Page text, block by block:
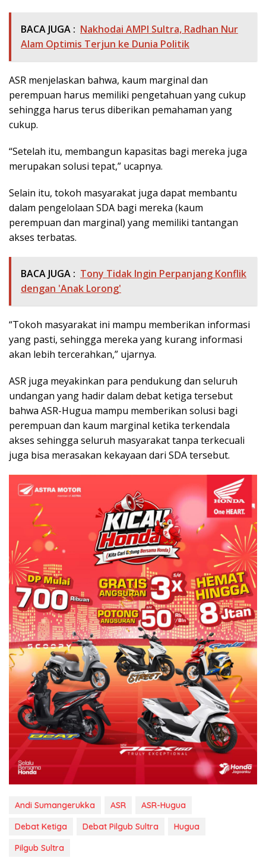
BACA JUGA : Nakhodai AMPI Sultra, Radhan Nur
Alam Optimis Terjun ke Dunia Politik
ASR menjelaskan bahwa, kaum marginal dan
perempuan harus memiliki pengetahuan yang cukup
sehingga harus terus diberikan pemahaman yang
cukup.
“Setelah itu, membangun kapasitas bagi mereka juga
merupakan solusi tepat,” ucapnya.
Selain itu, tokoh masyarakat juga dapat membantu
dalam pengelolaan SDA bagi mereka (kaum
perempuan dan marginal) yang memiliki tantangan
akses terbatas.
BACA JUGA : Tony Tidak Ingin Perpanjang Konflik
dengan 'Anak Lorong'
“Tokoh masyarakat ini mampu memberikan informasi
yang pasti, sehingga mereka yang kurang informasi
akan lebih tercerahkan,” ujarnya.
ASR juga meyakinkan para pendukung dan seluruh
undangan yang hadir dalam debat ketiga tersebut
bahwa ASR-Hugua mampu memberikan solusi bagi
perempuan dan kaum marginal ketika terkendala
akses sehingga seluruh masyarakat tanpa terkecuali
juga bisa merasakan kekayaan dari SDA tersebut.
Andi Sumangerukka ASR
ASR-Hugua
Debat Ketiga
Debat Pilgub Sultra
Hugua
Pilgub Sultra